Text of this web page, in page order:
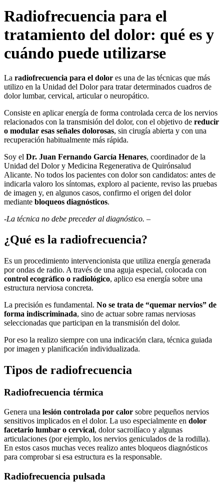
Radiofrecuencia para el
tratamiento del dolor: qué es y
cuándo puede utilizarse
La radiofrecuencia para el dolor es una de las técnicas que más
utilizo en la Unidad del Dolor para tratar determinados cuadros de
dolor lumbar, cervical, articular o neuropático.
Consiste en aplicar energía de forma controlada cerca de los nervios
relacionados con la transmisión del dolor, con el objetivo de reducir
o modular esas señales dolorosas, sin cirugía abierta y con una
recuperación habitualmente más rápida.
Soy el Dr. Juan Fernando García Henares, coordinador de la
Unidad del Dolor y Medicina Regenerativa de Quirónsalud
Alicante. No todos los pacientes con dolor son candidatos: antes de
indicarla valoro los síntomas, exploro al paciente, reviso las pruebas
de imagen y, en algunos casos, confirmo el origen del dolor
mediante bloqueos diagnósticos.
-La técnica no debe preceder al diagnóstico. –
¿Qué es la radiofrecuencia?
Es un procedimiento intervencionista que utiliza energía generada
por ondas de radio. A través de una aguja especial, colocada con
control ecográfico o radiológico, aplico esa energía sobre una
estructura nerviosa concreta.
La precisión es fundamental. No se trata de “quemar nervios” de
forma indiscriminada, sino de actuar sobre ramas nerviosas
seleccionadas que participan en la transmisión del dolor.
Por eso la realizo siempre con una indicación clara, técnica guiada
por imagen y planificación individualizada.
Tipos de radiofrecuencia
Radiofrecuencia térmica
Genera una lesión controlada por calor sobre pequeños nervios
sensitivos implicados en el dolor. La uso especialmente en dolor
facetario lumbar o cervical, dolor sacroilíaco y algunas
articulaciones (por ejemplo, los nervios geniculados de la rodilla).
En estos casos muchas veces realizo antes bloqueos diagnósticos
para comprobar si esa estructura es la responsable.
Radiofrecuencia pulsada